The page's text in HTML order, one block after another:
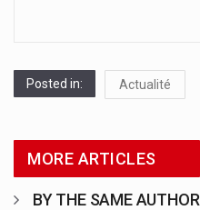
Posted in: Actualité
MORE ARTICLES
BY THE SAME AUTHOR